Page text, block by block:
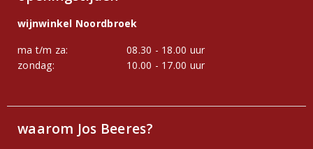
wijnwinkel Noordbroek
ma t/m za:
08.30 - 18.00 uur
zondag:
10.00 - 17.00 uur
waarom Jos Beeres?